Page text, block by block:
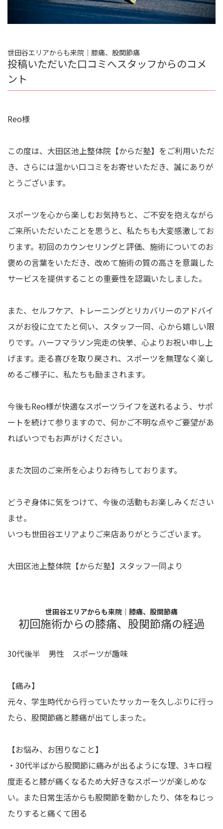
世田谷エリアからも来院｜膝痛、股関節痛
投稿いただいた口コミへスタッフからのコメ
ント
Reo様
この度は、大田区池上整体院【からだ塾】をご利用いただ
き、さらには温かい口コミをお寄せいただき、誠にありが
とうございます。
スポーツを心から楽しむお気持ちと、ご不安を抱えながら
ご来所いただいたことを思うと、私たちも大変感激してお
ります。初回のカウンセリングと評価、施術についてのお
褒めの言葉をいただき、改めて施術の質の高さを意識した
サービスを提供することの重要性を認識いたしました。
また、セルフケア、トレーニングとリカバリーのアドバイ
スがお役に立てたと伺い、スタッフ一同、心から嬉しい限
りです。ハーフマラソン完走の快挙、心よりお祝い申し上
げます。走る喜びを取り戻され、スポーツを無理なく楽し
めるご様子に、私たちも励まされます。
今後もReo様が快適なスポーツライフを送れるよう、サポ
ートを続けて参りますので、何かご不明な点やご要望があ
ればいつでもお声がけください。
また次回のご来所を心よりお待ちしております。
どうぞ身体に気をつけて、今後の活動もお楽しみください
ませ。
いつも世田谷エリアよりご来店ありがとうございます。
大田区池上整体院【からだ塾】スタッフ一同より
世田谷エリアからも来院｜膝痛、股関節痛
初回施術からの膝痛、股関節痛の経過
30代後半 男性 スポーツが趣味
【痛み】
元々、学生時代から行っていたサッカーを久しぶりに行っ
たら、股関節痛と膝痛が出てしまった。
【お悩み、お困りなこと】
・30代半ばから股関節に痛みが出るようにな理、3キロ程
度走ると膝が痛くなるため大好きなスポーツが楽しめな
い。また日常生活からも股関節を動かしたり、体をねじっ
たりすると痛くて困る